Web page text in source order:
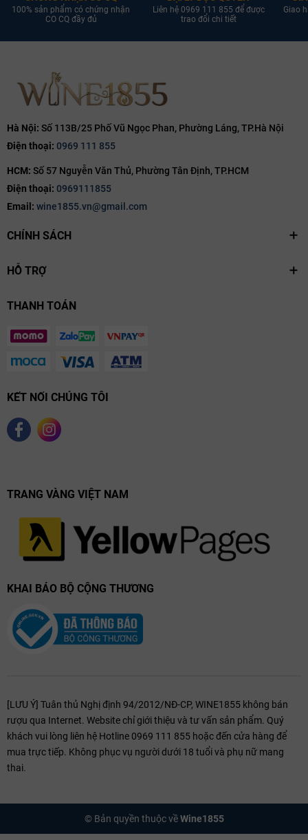
100% sản phẩm có chứng nhận
CO CQ đầy đủ
Liên hệ 0969 111 855 để được
trao đổi chi tiết
Giao
Hà Nội: Số 113B/25 Phố Vũ Ngọc Phan, Phường Láng, TP.Hà Nội
Điện thoại: 0969 111 855
HCM: Số 57 Nguyễn Văn Thủ, Phường Tân Định, TP.HCM
Điện thoại: 0969111855
Email: wine1855.vn@gmail.com
CHÍNH SÁCH
HỖ TRỢ
THANH TOÁN
KẾT NỐI CHÚNG TÔI
TRANG VÀNG VIỆT NAM
KHAI BÁO BỘ CỘNG THƯƠNG
[LƯU Ý] Tuân thủ Nghị định 94/2012/NĐ-CP, WINE1855 không bán
rượu qua Internet. Website chỉ giới thiệu và tư vấn sản phẩm. Quý
khách vui lòng liên hệ Hotline 0969 111 855 hoặc đến cửa hàng để
mua trực tiếp. Không phục vụ người dưới 18 tuổi và phụ nữ mang
thai.
© Bản quyền thuộc vềWine1855